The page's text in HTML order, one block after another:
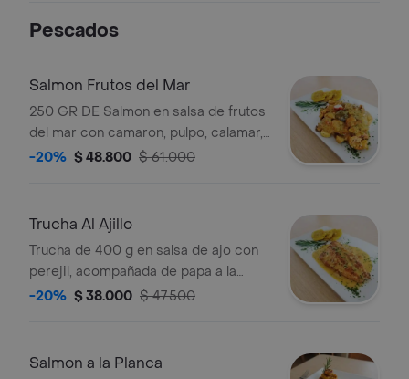
Pescados
Salmon Frutos del Mar
250 GR DE Salmon en salsa de frutos
del mar con camaron, pulpo, calamar,
caracol acompañado de patacon y
-20% $ 48.800 $ 61.000
Trucha Al Ajillo
Trucha de 400 g en salsa de ajo con
perejil, acompañada de papa a la
francesa y patacón.
-20% $ 38.000 $ 47.500
Salmon a la Planca